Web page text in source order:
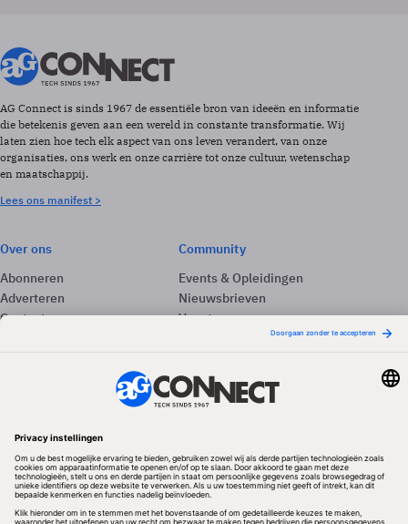
AG Connect is sinds 1967 de essentiële bron van ideeën en informatie
die betekenis geven aan een wereld in constante transformatie. Wij
laten zien hoe tech elk aspect van ons leven verandert, van onze
organisaties, ons werk en onze carrière tot onze cultuur, wetenschap
en maatschappij.
Lees ons manifest >
Over ons
Abonneren
Adverteren
Contact
Community
Events & Opleidingen
Nieuwsbrieven
Vacatures
Redactionele partner